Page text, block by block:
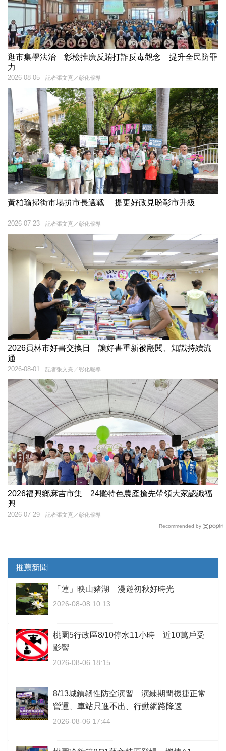
逛市集學法治 彰檢推廣反賄打詐反毒觀念 提升全民防罪
力
記者張文熹／彰化報導
2026-08-05
黃柏瑜掃街市場拚市長選戰 提更好政見盼彰市升級
記者張文熹／彰化報導
2026-07-23
2026員林市好書交換日 讓好書重新被翻閱、知識持續流
通
記者張文熹／彰化報導
2026-08-01
2026福興鄉麻吉市集 24攤特色農產搶先帶領大家認識福
興
記者張文熹／彰化報導
2026-07-29
Recommended by
推薦新聞
「蓮」映山豬湖 漫遊初秋好時光
2026-08-08 10:13
桃園5行政區8/10停水11小時 近10萬戶受
影響
2026-08-06 18:15
8/13城鎮韌性防空演習 演練期間機捷正常
營運、車站只進不出、行動網路降速
2026-08-06 17:44